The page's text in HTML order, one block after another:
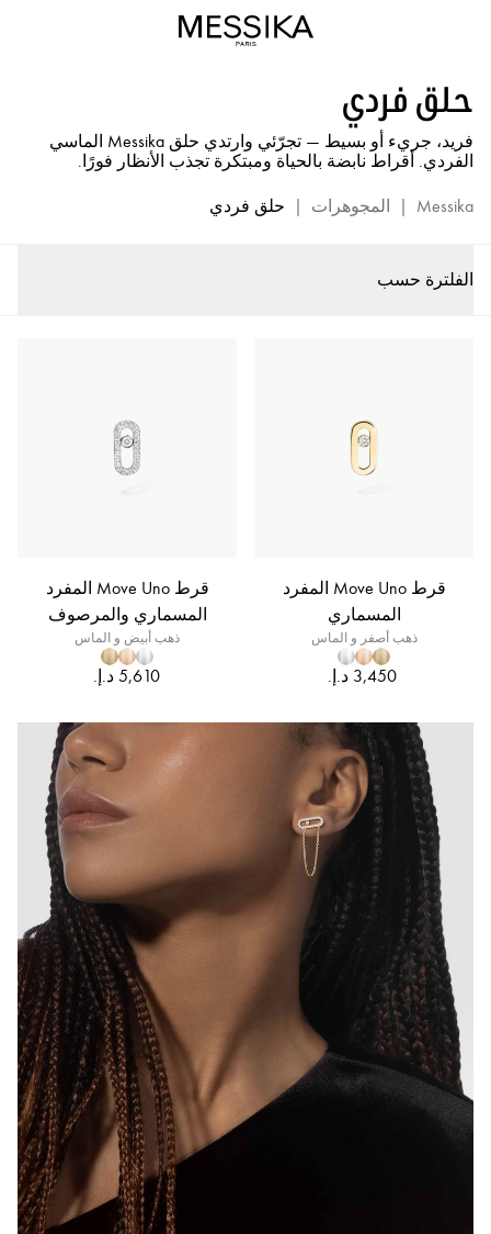
والذهب
مجوهرات
من
الماس
حلق فردي
فريد، جريء أو بسيط — تجرّئي وارتدي حلق Messika الماسي
الفردي. أقراط نابضة بالحياة ومبتكرة تجذب الأنظار فورًا.
Messika
| المجوهرات | حلق فردي
الفلترة حسب
قرط Move Uno المفرد
المسماري
ذهب أصفر و الماس
‏3,450 د.إ.‏
قرط Move Uno المفرد
المسماري والمرصوف
ذهب أبيض و الماس
‏5,610 د.إ.‏